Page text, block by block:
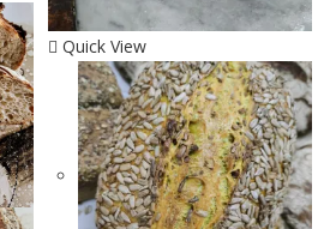
Quick View